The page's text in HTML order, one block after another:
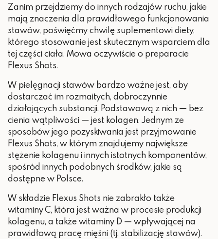
Zanim przejdziemy do innych rodzajów ruchu, jakie
mają znaczenia dla prawidłowego funkcjonowania
stawów, poświęćmy chwilę suplementowi diety,
którego stosowanie jest skutecznym wsparciem dla
tej części ciała. Mowa oczywiście o preparacie
Flexus Shots.
W pielęgnacji stawów bardzo ważne jest, aby
dostarczać im rozmaitych, dobroczynnie
działających substancji. Podstawową z nich — bez
cienia wątpliwości — jest kolagen. Jednym ze
sposobów jego pozyskiwania jest przyjmowanie
Flexus Shots, w którym znajdujemy największe
stężenie kolagenu i innych istotnych komponentów,
spośród innych podobnych środków, jakie są
dostępne w Polsce.
W składzie Flexus Shots nie zabrakło także
witaminy C, która jest ważna w procesie produkcji
kolagenu, a także witaminy D — wpływającej na
prawidłową pracę mięśni (tj. stabilizację stawów).